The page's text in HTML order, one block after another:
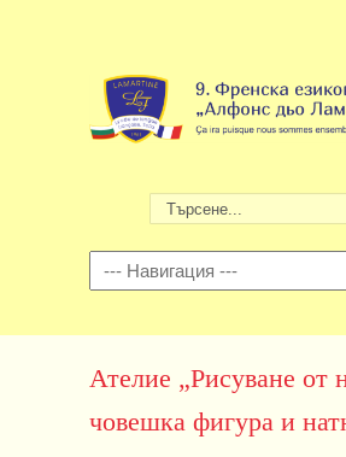
Навигация
Ателие „Рисуване от
човешка фигура и